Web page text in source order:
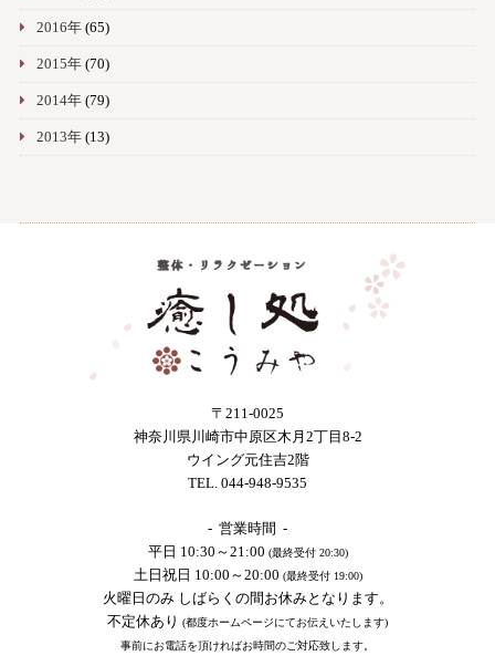
2016年(65)
2015年(70)
2014年(79)
2013年(13)
〒211-0025
神奈川県川崎市中原区木月2丁目8-2
ウイング元住吉2階
TEL. 044-948-9535
- 営業時間 -
平日 10:30～21:00 (最終受付 20:30)
土日祝日 10:00～20:00 (最終受付 19:00)
火曜日のみ しばらくの間お休みとなります。
不定休あり (都度ホームページにてお伝えいたします)
事前にお電話を頂ければお時間のご対応致します。